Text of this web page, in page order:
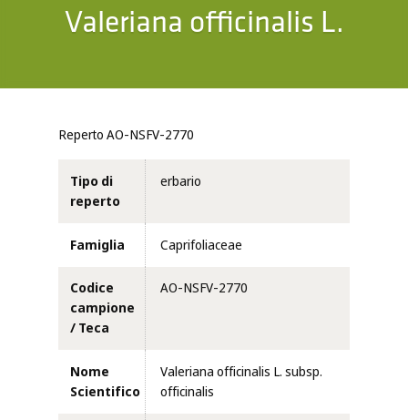
Valeriana officinalis L.
Reperto AO-NSFV-2770
Tipo di
reperto
erbario
Famiglia Caprifoliaceae
Codice
campione
/ Teca
AO-NSFV-2770
Nome
Scientifico
Valeriana officinalis L. subsp.
officinalis